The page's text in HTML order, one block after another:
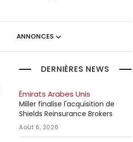
ANNONCES
DERNIÈRES NEWS
Émirats Arabes Unis
Miller finalise l'acquisition de
Shields Reinsurance Brokers
Août 6, 2026